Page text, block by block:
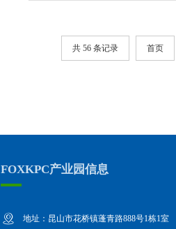
共 56 条记录 首页
FOXKPC产业园信息
地址：昆山市花桥镇蓬青路888号1栋1室